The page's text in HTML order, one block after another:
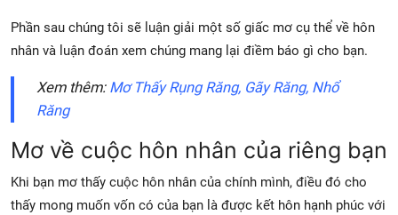
Phần sau chúng tôi sẽ luận giải một số giấc mơ cụ thể về hôn
nhân và luận đoán xem chúng mang lại điềm báo gì cho bạn.
Xem thêm: Mơ Thấy Rụng Răng, Gãy Răng, Nhổ
Răng
Mơ về cuộc hôn nhân của riêng bạn
Khi bạn mơ thấy cuộc hôn nhân của chính mình, điều đó cho
thấy mong muốn vốn có của bạn là được kết hôn hạnh phúc với